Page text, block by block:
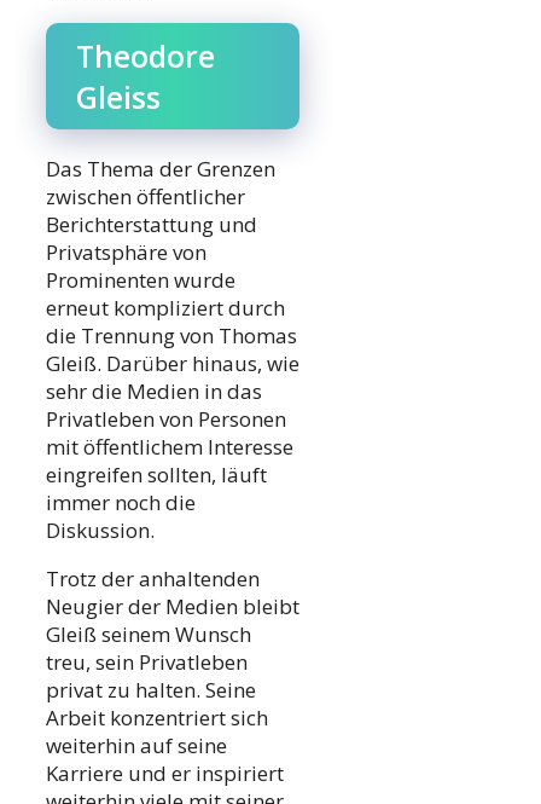
Theodore
Gleiss
Das Thema der Grenzen
zwischen öffentlicher
Berichterstattung und
Privatsphäre von
Prominenten wurde
erneut kompliziert durch
die Trennung von Thomas
Gleiß. Darüber hinaus, wie
sehr die Medien in das
Privatleben von Personen
mit öffentlichem Interesse
eingreifen sollten, läuft
immer noch die
Diskussion.
Trotz der anhaltenden
Neugier der Medien bleibt
Gleiß seinem Wunsch
treu, sein Privatleben
privat zu halten. Seine
Arbeit konzentriert sich
weiterhin auf seine
Karriere und er inspiriert